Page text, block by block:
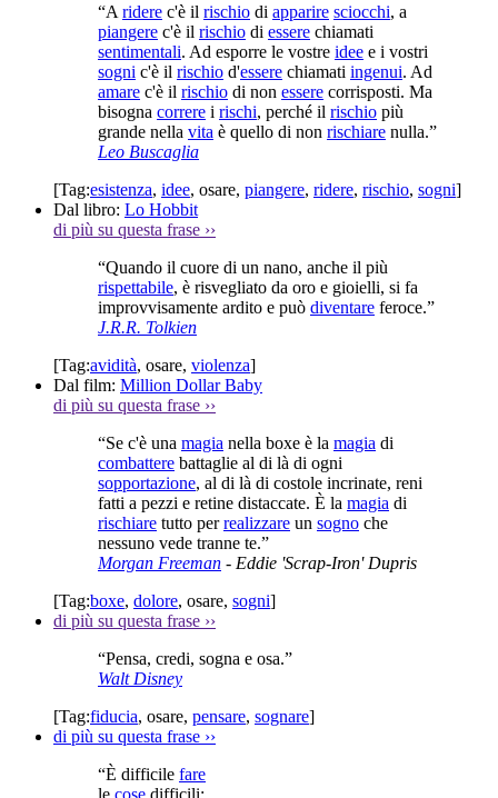
“A ridere c'è il rischio di apparire sciocchi, a
piangere c'è il rischio di essere chiamati
sentimentali. Ad esporre le vostre idee e i vostri
sogni c'è il rischio d'essere chiamati ingenui. Ad
amare c'è il rischio di non essere corrisposti. Ma
bisogna correre i rischi, perché il rischio più
grande nella vita è quello di non rischiare nulla.”
Leo Buscaglia
[Tag:esistenza, idee, osare, piangere, ridere, rischio, sogni]
Dal libro: Lo Hobbit
di più su questa frase ››
“Quando il cuore di un nano, anche il più
rispettabile, è risvegliato da oro e gioielli, si fa
improvvisamente ardito e può diventare feroce.”
J.R.R. Tolkien
[Tag:avidità, osare, violenza]
Dal film: Million Dollar Baby
di più su questa frase ››
“Se c'è una magia nella boxe è la magia di
combattere battaglie al di là di ogni
sopportazione, al di là di costole incrinate, reni
fatti a pezzi e retine distaccate. È la magia di
rischiare tutto perrealizzare un sogno che
nessuno vede tranne te.”
Morgan Freeman - Eddie 'Scrap-Iron' Dupris
[Tag:boxe, dolore, osare, sogni]
di più su questa frase ››
“Pensa, credi, sogna e osa.”
Walt Disney
[Tag:fiducia, osare, pensare, sognare]
di più su questa frase ››
“È difficile fare
le cose difficili: